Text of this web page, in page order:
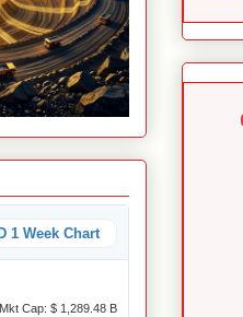
1 Week Chart
Mkt Cap: $ 1,289.48 B